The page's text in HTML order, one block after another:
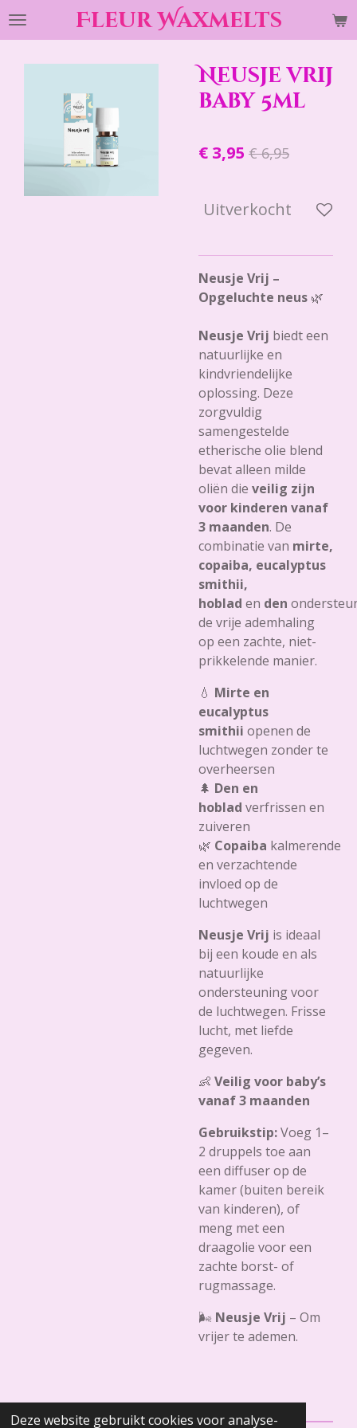
Deze website gebruikt cookies voor analyse-
Ga
hoofdinhoud
Fleur Waxmelts
Neusje vrij
baby 5ml
€ 3,95 € 6,95
Uitverkocht
Neusje Vrij –
Opgeluchte neus 🌿
Neusje Vrij biedt een
natuurlijke en
kindvriendelijke
oplossing. Deze
zorgvuldig
samengestelde
etherische olie blend
bevat alleen milde
oliën die veilig zijn
voor kinderen vanaf
3 maanden. De
combinatie van mirte,
copaiba, eucalyptus
smithii,
hoblad en den
de vrije ademhaling
op een zachte, niet-
prikkelende manier.
💧 Mirte en
eucalyptus
smithii openen de
luchtwegen zonder te
overheersen
🌲 Den en
hoblad verfrissen en
zuiveren
🌿 Copaiba kalmerende
en verzachtende
invloed op de
luchtwegen
Neusje Vrij is ideaal
bij een koude en als
natuurlijke
ondersteuning voor
de luchtwegen. Frisse
lucht, met liefde
gegeven.
👶 Veilig voor baby’s
vanaf 3 maanden
Gebruikstip:Voeg 1–
2 druppels toe aan
een diffuser op de
kamer (buiten bereik
van kinderen), of
meng met een
draagolie voor een
zachte borst- of
rugmassage.
🌬️ Neusje Vrij – Om
vrijer te ademen.